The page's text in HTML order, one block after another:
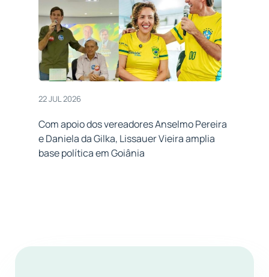
22 JUL 2026
Com apoio dos vereadores Anselmo Pereira
e Daniela da Gilka, Lissauer Vieira amplia
base política em Goiânia